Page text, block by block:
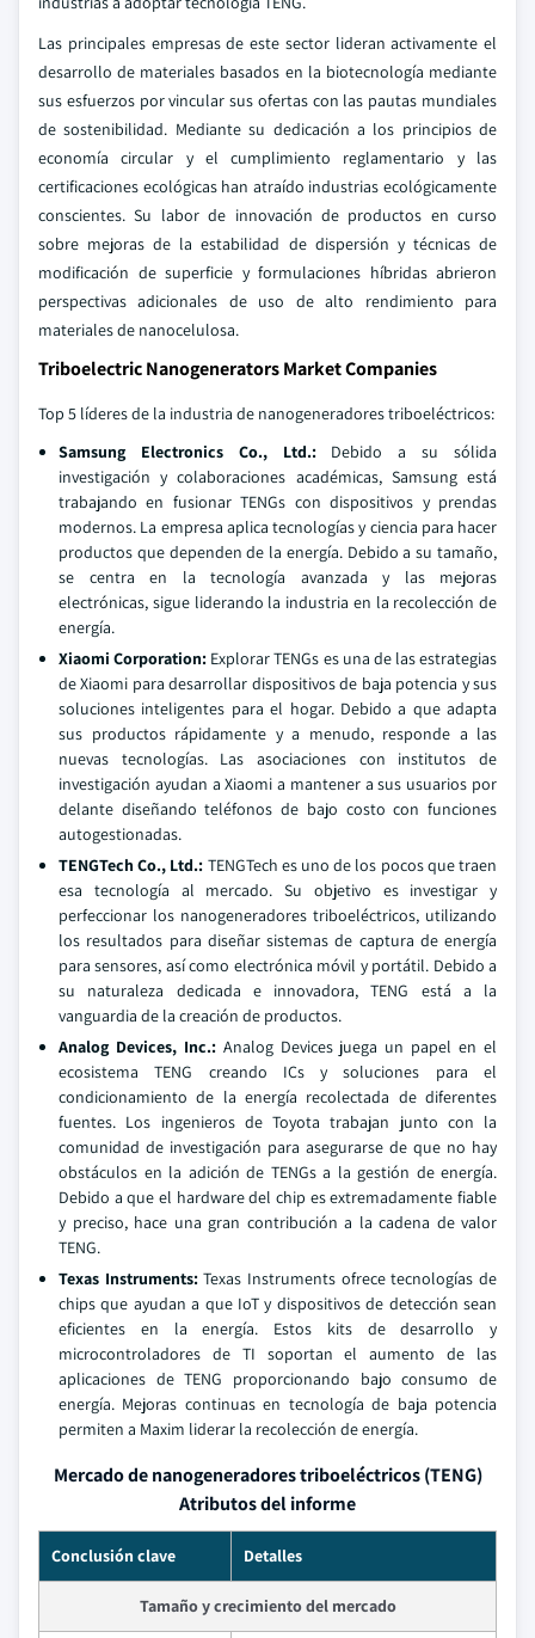
Las principales empresas de este sector lideran activamente el
desarrollo de materiales basados en la biotecnología mediante
sus esfuerzos por vincular sus ofertas con las pautas mundiales
de sostenibilidad. Mediante su dedicación a los principios de
economía circular y el cumplimiento reglamentario y las
certificaciones ecológicas han atraído industrias ecológicamente
conscientes. Su labor de innovación de productos en curso
sobre mejoras de la estabilidad de dispersión y técnicas de
modificación de superficie y formulaciones híbridas abrieron
perspectivas adicionales de uso de alto rendimiento para
materiales de nanocelulosa.
Triboelectric Nanogenerators Market Companies
Top 5 líderes de la industria de nanogeneradores triboeléctricos:
Samsung Electronics Co., Ltd.: Debido a su sólida
investigación y colaboraciones académicas, Samsung está
trabajando en fusionar TENGs con dispositivos y prendas
modernos. La empresa aplica tecnologías y ciencia para hacer
productos que dependen de la energía. Debido a su tamaño,
se centra en la tecnología avanzada y las mejoras
electrónicas, sigue liderando la industria en la recolección de
energía.
Xiaomi Corporation: Explorar TENGs es una de las estrategias
de Xiaomi para desarrollar dispositivos de baja potencia y sus
soluciones inteligentes para el hogar. Debido a que adapta
sus productos rápidamente y a menudo, responde a las
nuevas tecnologías. Las asociaciones con institutos de
investigación ayudan a Xiaomi a mantener a sus usuarios por
delante diseñando teléfonos de bajo costo con funciones
autogestionadas.
TENGTech Co., Ltd.: TENGTech es uno de los pocos que traen
esa tecnología al mercado. Su objetivo es investigar y
perfeccionar los nanogeneradores triboeléctricos, utilizando
los resultados para diseñar sistemas de captura de energía
para sensores, así como electrónica móvil y portátil. Debido a
su naturaleza dedicada e innovadora, TENG está a la
vanguardia de la creación de productos.
Analog Devices, Inc.: Analog Devices juega un papel en el
ecosistema TENG creando ICs y soluciones para el
condicionamiento de la energía recolectada de diferentes
fuentes. Los ingenieros de Toyota trabajan junto con la
comunidad de investigación para asegurarse de que no hay
obstáculos en la adición de TENGs a la gestión de energía.
Debido a que el hardware del chip es extremadamente fiable
y preciso, hace una gran contribución a la cadena de valor
TENG.
Texas Instruments:Texas Instruments ofrece tecnologías de
chips que ayudan a que IoT y dispositivos de detección sean
eficientes en la energía. Estos kits de desarrollo y
microcontroladores de TI soportan el aumento de las
aplicaciones de TENG proporcionando bajo consumo de
energía. Mejoras continuas en tecnología de baja potencia
permiten a Maxim liderar la recolección de energía.
Mercado de nanogeneradores triboeléctricos (TENG)
Atributos del informe
Conclusión clave Detalles
Tamaño y crecimiento del mercado